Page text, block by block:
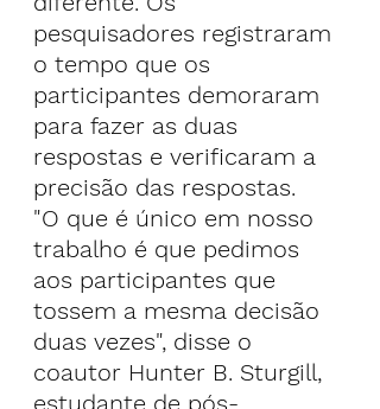
pesquisadores registraram
o tempo que os
participantes demoraram
para fazer as duas
respostas e verificaram a
precisão das respostas.
"O que é único em nosso
trabalho é que pedimos
aos participantes que
tossem a mesma decisão
duas vezes", disse o
coautor Hunter B. Sturgill,
estudante de pós-